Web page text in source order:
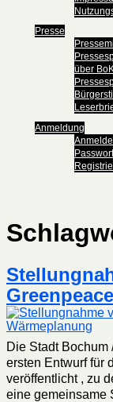
Presse
über
Anmeldung
Die Stadt
ersten Entwurf für
veröffentlicht , zu
eine gemeinsame